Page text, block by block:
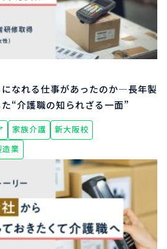
なれる仕事があったのか―長年製
“介護職の知られざる一面”
家族介護
新大阪校
造業